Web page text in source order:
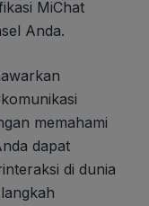
MiChat
Anda.
memahami
dapat
di dunia